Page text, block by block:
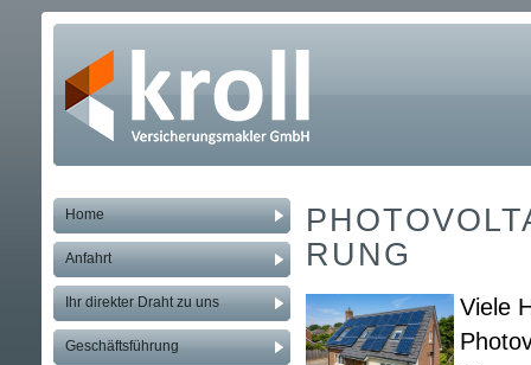
Home
Anfahrt
Ihr direkter Draht zu uns
Geschäftsführung
RUNG
Viele